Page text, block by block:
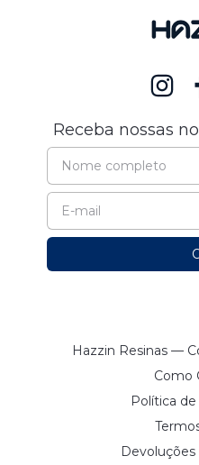
Receba nossas
Hazzin Resinas —
Como
Política